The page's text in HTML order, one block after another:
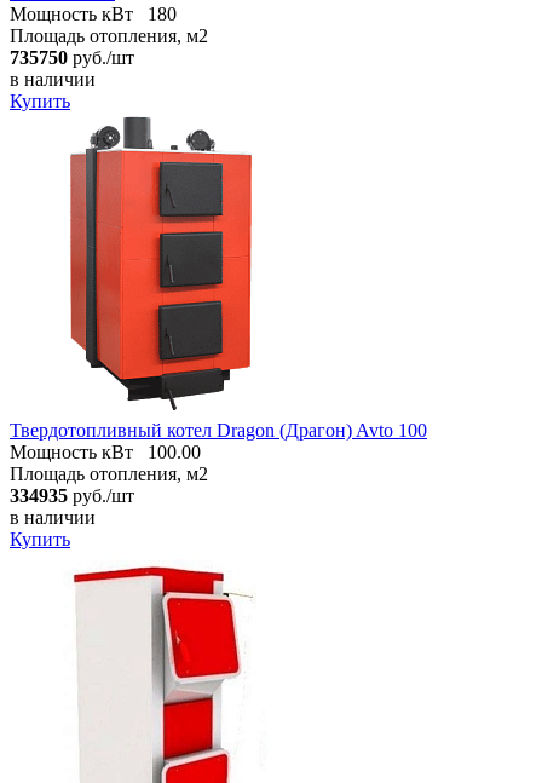
Мощность кВт
180
Площадь отопления, м2
735750 руб./шт
в наличии
Купить
Твердотопливный котел Dragon (Драгон) Avto 100
Мощность кВт
100.00
Площадь отопления, м2
334935 руб./шт
в наличии
Купить